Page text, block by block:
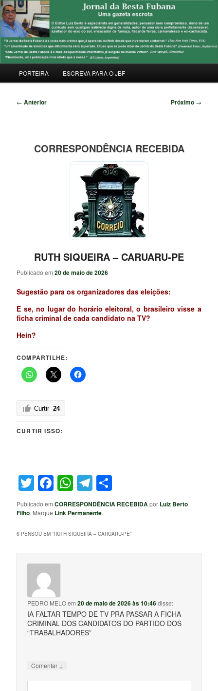
Pular
para
o
conteúdo
principalJORNAL DA BESTA FUBANA
Uma Gazeta Escrota
principal
PORTEIRA ESCREVA PARA O JBF
Navegação
← Anterior Próximo →
CORRESPONDÊNCIA RECEBIDA
RUTH SIQUEIRA – CARUARU-PE
Publicado em20 de maio de 2026
Sugestão para os organizadores das eleições:
E se, no lugar do horário eleitoral, o brasileiro visse a
ficha criminal de cada candidato na TV?
Hein?
COMPARTILHE:
Curtir 24
CURTIR ISSO:
Twitter
Facebook
WhatsApp
Telegram
Publicado emCORRESPONDÊNCIA RECEBIDApor Luiz Berto
Filho. Marque Link Permanente.
6 PENSOU EM “RUTH SIQUEIRA – CARUARU-PE”
PEDRO MELOem20 de maio de 2026 às 10:46disse:
IA FALTAR TEMPO DE TV PRA PASSAR A FICHA
CRIMINAL DOS CANDIDATOS DO PARTIDO DOS
“TRABALHADORES”
Comentar ↓